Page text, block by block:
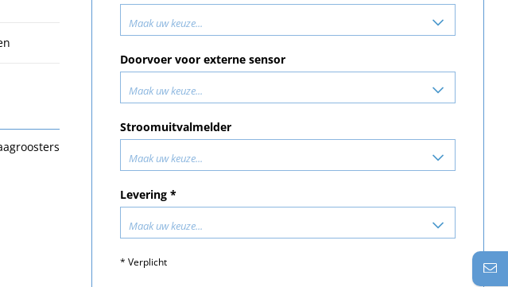
Maak uw keuze...
Doorvoer voor externe sensor
Maak uw keuze...
Stroomuitvalmelder
Maak uw keuze...
Levering *
Maak uw keuze...
* Verplicht